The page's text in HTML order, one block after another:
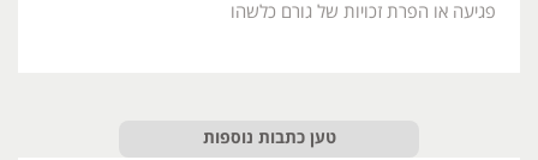
פגיעה או הפרת זכויות של גורם כלשהו
טען כתבות נוספות